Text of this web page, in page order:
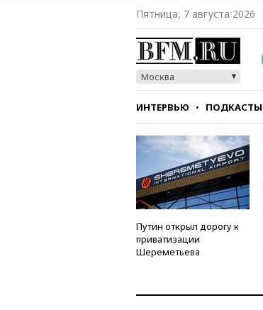
Пятница, 7 августа 2026
Москва
ИНТЕРВЬЮ ПОДКАСТЫ
СТИЛЬ ТЕСТЫ
Путин открыл дорогу к
приватизации
Шереметьева